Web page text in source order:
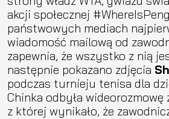
akcji społecznej
państwowych mediach
wiadomość mailową od
zapewnia, że wszystko z nią
następnie pokazano zdjęcia
podczas turnieju tenisa dla
Chinka odbyła wideorozmowę
z której wynikało, że